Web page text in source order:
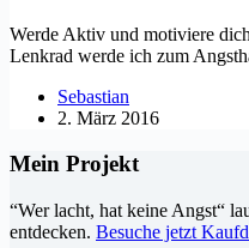
Werde Aktiv und motiviere
Lenkrad werde ich zum
Sebastian
2. März 2016
Mein Projekt
“Wer lacht, hat keine Angst“
entdecken. Besuche jetzt